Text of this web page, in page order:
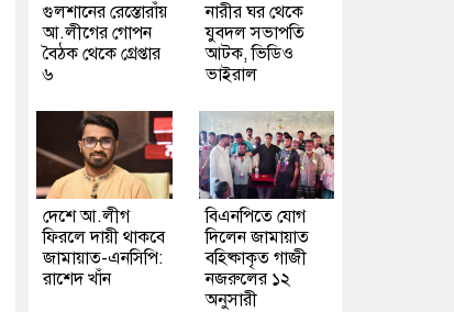
গুলশানের রেস্তোরাঁয়
আ.লীগের গোপন
বৈঠক থেকে গ্রেপ্তার
৬
নারীর ঘর থেকে
যুবদল সভাপতি
আটক, ভিডিও
ভাইরাল
দেশে আ.লীগ
ফিরলে দায়ী থাকবে
জামায়াত-এনসিপি:
রাশেদ খাঁন
বিএনপিতে যোগ
দিলেন জামায়াত
বহিষ্কাকৃত গাজী
নজরুলের ১২
অনুসারী